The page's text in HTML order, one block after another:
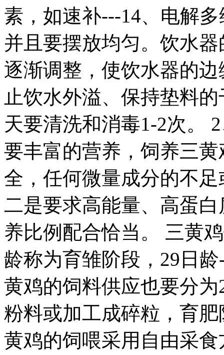
素，如速补---14、电解
并且要摆放均匀。饮水
逐渐调整，使饮水器的
止饮水外溢、保持垫料
天要清洗和消毒1-2次。
要丰富的营养，饲养三
全，任何微量成分的不
二是要求高能量、高蛋
养比例配合恰当。 三黄
龄称为育雏阶段，29日
黄鸡的饲料供应也要分
粉料或加工成碎粒，育
黄鸡的饲喂采用自由采